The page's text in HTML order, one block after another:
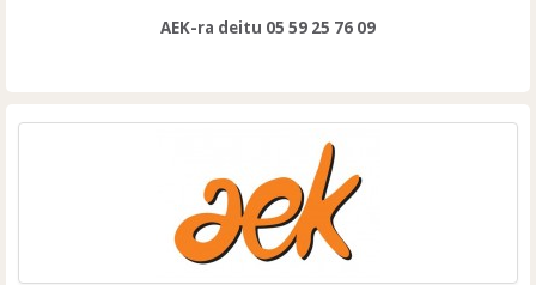
AEK-ra deitu 05 59 25 76 09